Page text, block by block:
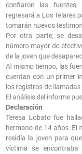
confiaron las
regresará a Los Telares
tomarán nuevos
Por otra parte, se
número mayor de
de la joven que
Al mismo tiempo, las
cuentan con un primer
los registros de
El análisis del informe
Declaración
Teresa Lobato fue
hermano de 14 años. El
residía la joven para
víctima se encontraba